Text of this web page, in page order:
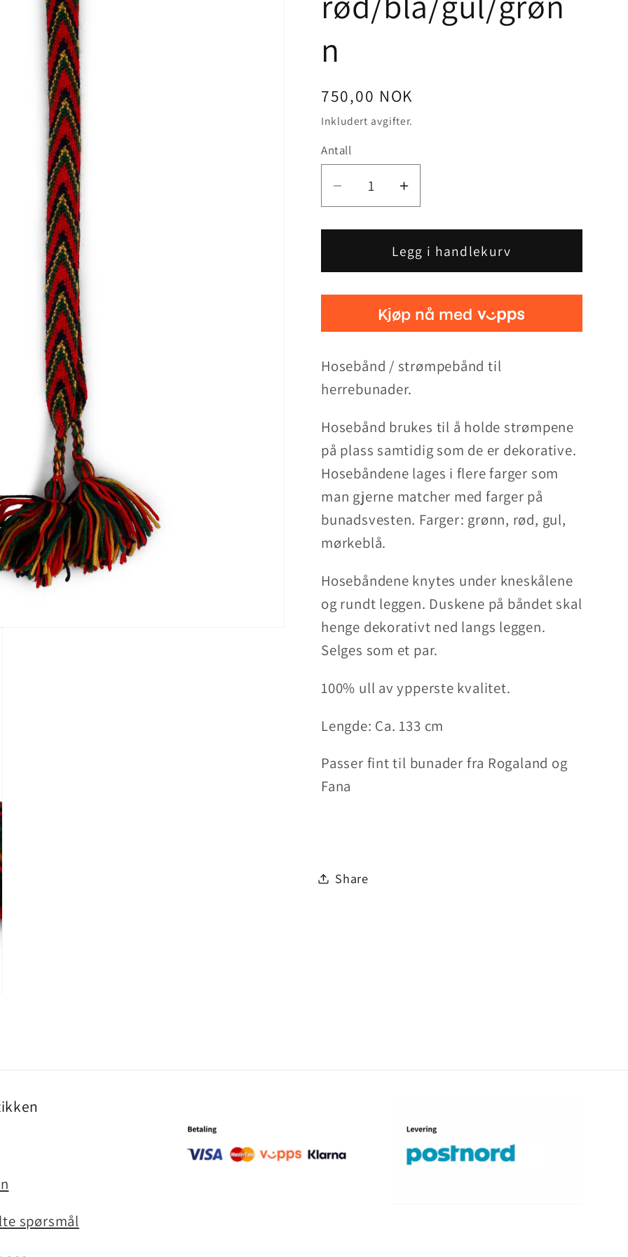
n
n
Vanlig
pris
750,00 NOK
Inkludert avgifter.
Antall
Senk
antallet
for
Hosebånd
til
rød/blå/gul/grønn
Øk
antallet
for
Hosebånd
til
rød/blå/gul/grønn
Legg i handlekurv
Hosebånd / strømpebånd til
herrebunader.
Hosebånd brukes til å holde strømpene
på plass samtidig som de er dekorative.
Hosebåndene lages i flere farger som
man gjerne matcher med farger på
bunadsvesten. Farger: grønn, rød, gul,
mørkeblå.
Hosebåndene knytes under kneskålene
og rundt leggen. Duskene på båndet skal
henge dekorativt ned langs leggen.
Selges som et par.
100% ull av ypperste kvalitet.
Lengde: Ca. 133 cm
Passer fint til bunader fra Rogaland og
Fana
Share
spørsmål